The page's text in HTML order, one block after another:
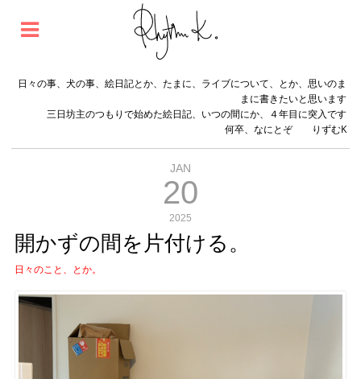
日々の事、犬の事、絵日記とか、たまに、ライブについて、とか、思いのま
まに書きたいと思います
三日坊主のつもりで始めた絵日記、いつの間にか、４年目に突入です
何卒、なにとぞ りずむK
JAN
20
2025
開かずの間を片付ける。
日々のこと、とか。